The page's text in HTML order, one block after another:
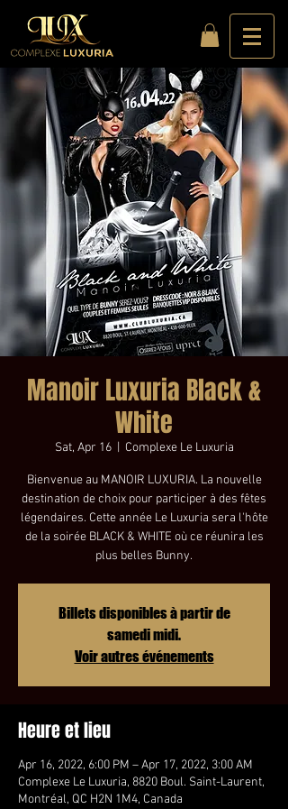
Manoir Luxuria Black &
White
Sat, Apr 16
  |
Complexe Le Luxuria
Bienvenue au MANOIR LUXURIA. La nouvelle
destination de choix pour participer à des fêtes
légendaires. Cette année Le Luxuria sera l'hôte
de la soirée BLACK & WHITE où ce réunira les
plus belles Bunny.
Billets disponibles à partir de
samedi midi.
Voir autres événements
Heure et lieu
Apr 16, 2022, 6:00 PM – Apr 17, 2022, 3:00 AM
Complexe Le Luxuria, 8820 Boul. Saint-Laurent,
Montréal, QC H2N 1M4, Canada